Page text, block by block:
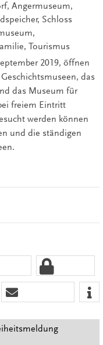
Angermuseum,
Schloss
Tourismus
2019, öffnen
das
das Museum für
freiem Eintritt
werden können
und die ständigen